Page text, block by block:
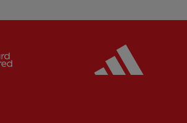
Standard Chartered